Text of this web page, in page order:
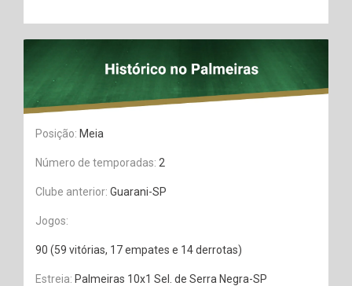
Posição: Meia
Número de temporadas: 2
Clube anterior: Guarani-SP
Jogos:
90 (59 vitórias, 17 empates e 14 derrotas)
Estreia: Palmeiras 10x1 Sel. de Serra Negra-SP